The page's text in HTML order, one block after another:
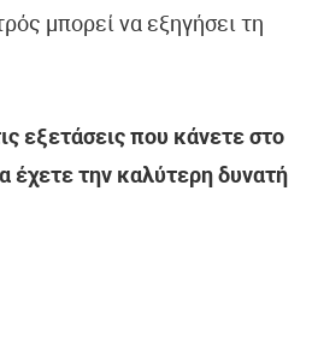
μπορεί να εξηγήσει τη
εξετάσεις που κάνετε στο
έχετε την καλύτερη δυνατή